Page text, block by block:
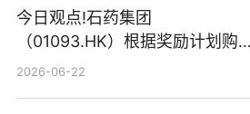
今日观点!石药集团
（01093.HK）根据奖励计划购
回580万股
2026-06-22